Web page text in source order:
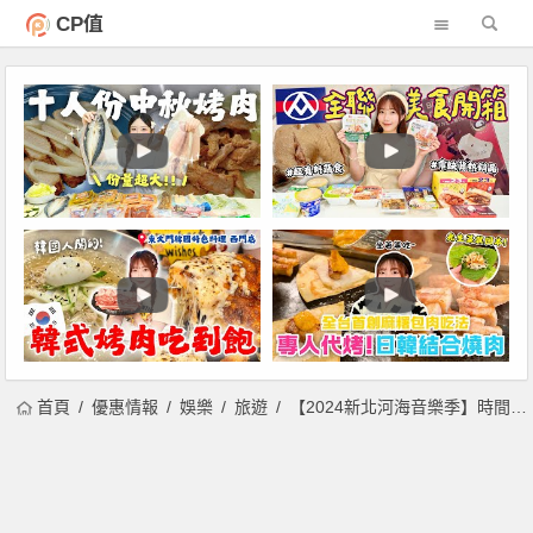
CP值
首頁 優惠情報 娛樂 旅遊 【2024新北河海音樂季】時間地點/卡司/節目表/直播，貢寮淡水音樂祭登場！